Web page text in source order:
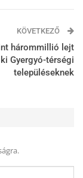
KÖVETKEZŐ
hárommillió lejt
Gyergyó-térségi
településeknek